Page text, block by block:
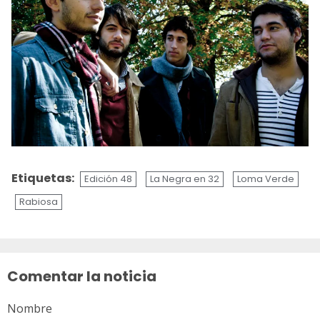
Etiquetas: Edición 48 La Negra en 32
Loma Verde
Rabiosa
Comentar la noticia
Nombre